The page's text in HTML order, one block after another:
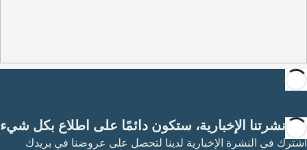
مع نشرتنا الإخبارية، ستكون دائمًا على اطلاع بكل شيء
اشترك في النشرة الإخبارية لدينا لتحصل على عروضنا في بريدك